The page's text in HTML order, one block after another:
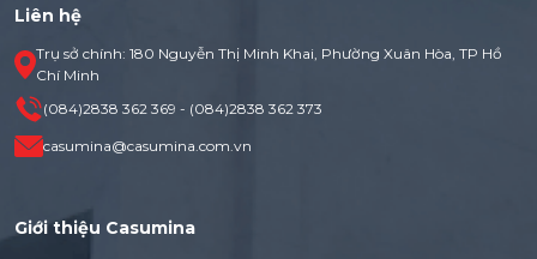
Liên hệ
Trụ sở chính: 180 Nguyễn Thị Minh Khai, Phường Xuân Hòa, TP Hồ
Chí Minh
(084)2838 362 369 - (084)2838 362 373
casumina@casumina.com.vn
Giới thiệu Casumina